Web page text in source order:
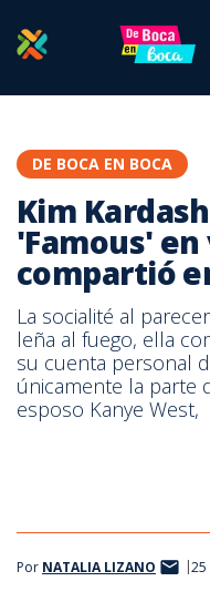
DE BOCA EN BOCA
Kim
'Famous'
compartió
La socialité al
leña al fuego, ella
su cuenta personal
únicamente la parte
esposo Kanye West,
Por NATALIA LIZANO 25